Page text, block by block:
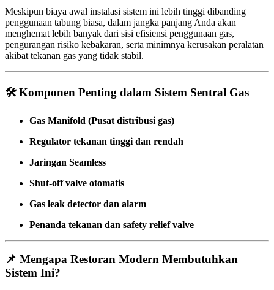
Meskipun biaya awal instalasi sistem ini lebih tinggi dibanding
penggunaan tabung biasa, dalam jangka panjang Anda akan
menghemat lebih banyak dari sisi efisiensi penggunaan gas,
pengurangan risiko kebakaran, serta minimnya kerusakan peralatan
akibat tekanan gas yang tidak stabil.
🛠️ Komponen Penting dalam Sistem Sentral Gas
Gas Manifold (Pusat distribusi gas)
Regulator tekanan tinggi dan rendah
Jaringan Seamless
Shut-off valve otomatis
Gas leak detector dan alarm
Penanda tekanan dan safety relief valve
📌 Mengapa Restoran Modern Membutuhkan
Sistem Ini?